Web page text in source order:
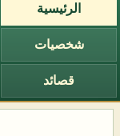
الرئيسية
شخصيات
قصائد